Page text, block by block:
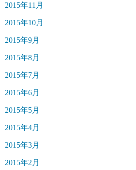
2015年11月
2015年10月
2015年9月
2015年8月
2015年7月
2015年6月
2015年5月
2015年4月
2015年3月
2015年2月